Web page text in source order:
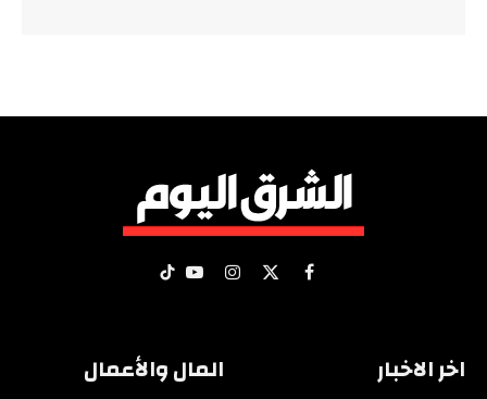
فيسبوك
X الانستغراميوتيوبتيكتوك
اخر الاخبار المال والأعمال